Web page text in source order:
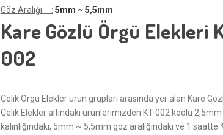
Göz Aralığı : 5mm ~ 5,5mm
Kare Gözlü Örgü Elekleri
002
Çelik Örgü Elekler ürün grupları arasında yer alan Kare
Çelik Elekler altındaki ürünlerimizden KT-002 kodlu 2,5mm
kalınlığındaki, 5mm ~ 5,5mm göz aralığındaki ve 1 saatte